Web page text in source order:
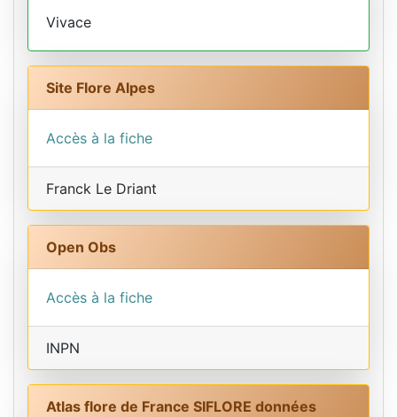
Vivace
Site Flore Alpes
Accès à la fiche
Franck Le Driant
Open Obs
Accès à la fiche
INPN
Atlas flore de France SIFLORE données